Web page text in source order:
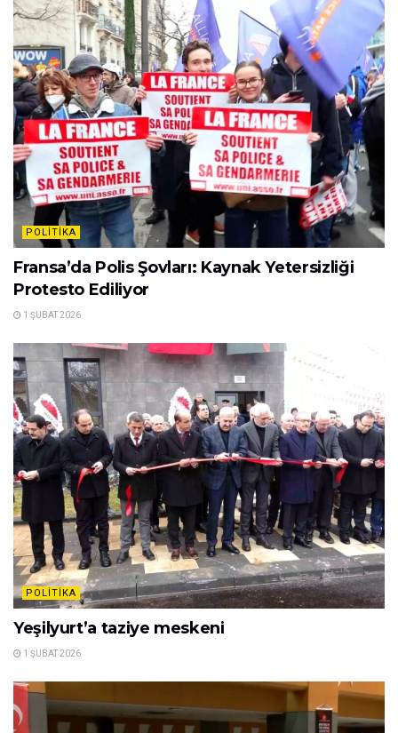
POLITIKA
Fransa’da Polis Şovları: Kaynak Yetersizliği
Protesto Ediliyor
1 ŞUBAT 2026
POLITIKA
Yeşilyurt’a taziye meskeni
1 ŞUBAT 2026